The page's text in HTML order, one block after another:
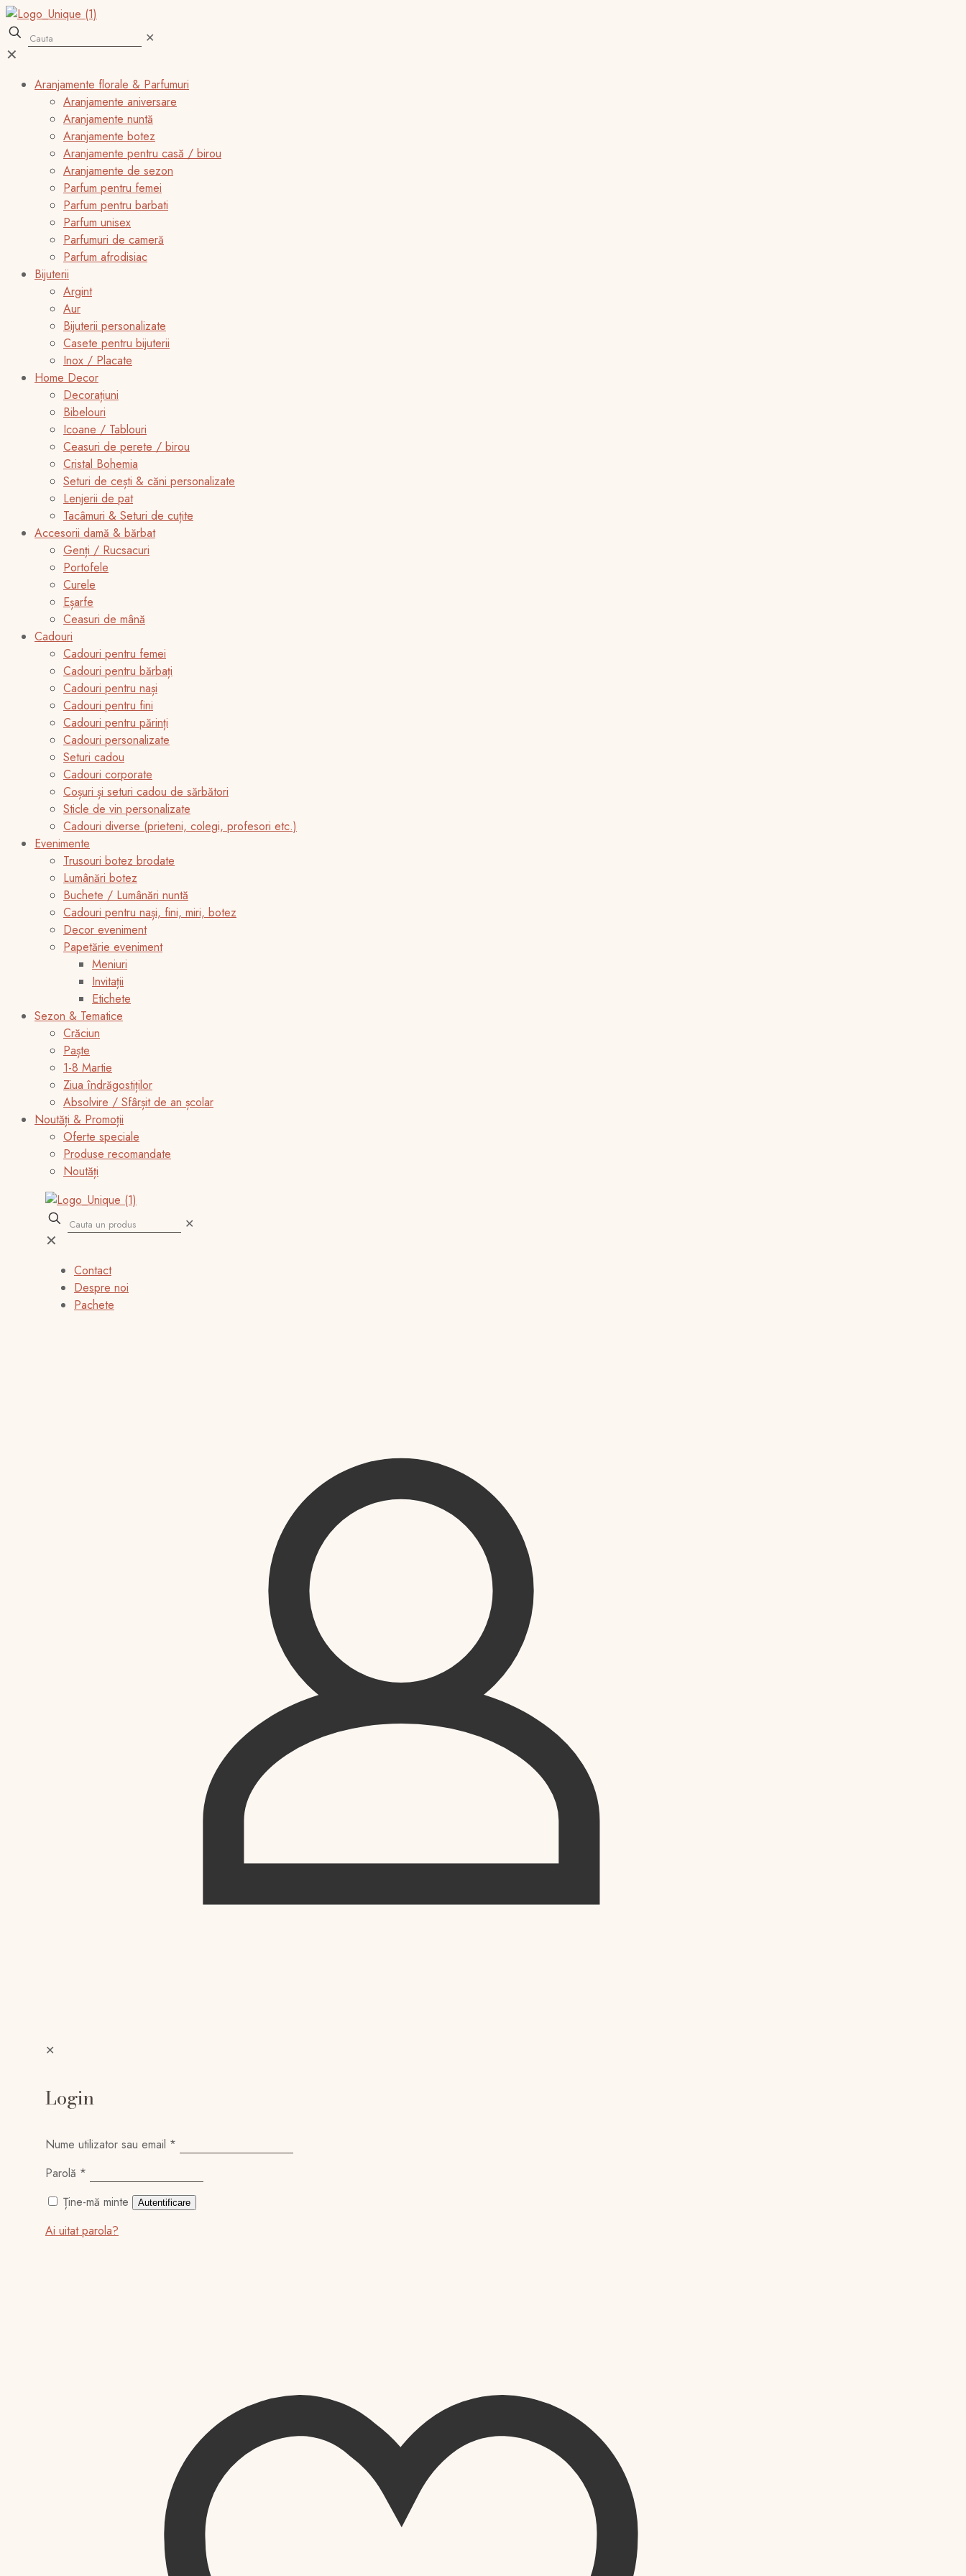
✕
✕
Aranjamente florale & Parfumuri
Aranjamente aniversare
Aranjamente nuntă
Aranjamente botez
Aranjamente pentru casă / birou
Aranjamente de sezon
Parfum pentru femei
Parfum pentru barbati
Parfum unisex
Parfumuri de cameră
Parfum afrodisiac
Bijuterii
Argint
Aur
Bijuterii personalizate
Casete pentru bijuterii
Inox / Placate
Home Decor
Decorațiuni
Bibelouri
Icoane / Tablouri
Ceasuri de perete / birou
Cristal Bohemia
Seturi de cești & căni personalizate
Lenjerii de pat
Tacâmuri & Seturi de cuțite
Accesorii damă & bărbat
Genți / Rucsacuri
Portofele
Curele
Eșarfe
Ceasuri de mână
Cadouri
Cadouri pentru femei
Cadouri pentru bărbați
Cadouri pentru nași
Cadouri pentru fini
Cadouri pentru părinți
Cadouri personalizate
Seturi cadou
Cadouri corporate
Coșuri și seturi cadou de sărbători
Sticle de vin personalizate
Cadouri diverse (prieteni, colegi, profesori etc.)
Evenimente
Trusouri botez brodate
Lumânări botez
Buchete / Lumânări nuntă
Cadouri pentru nași, fini, miri, botez
Decor eveniment
Papetărie eveniment
Meniuri
Invitații
Etichete
Sezon & Tematice
Crăciun
Paște
1-8 Martie
Ziua îndrăgostiților
Absolvire / Sfârșit de an școlar
Noutăți & Promoții
Oferte speciale
Produse recomandate
Noutăți
✕
✕
Contact
Despre noi
Pachete
✕
Login
Nume utilizator sau email *
Parolă *
Ține-mă minte
Autentificare
Ai uitat parola?